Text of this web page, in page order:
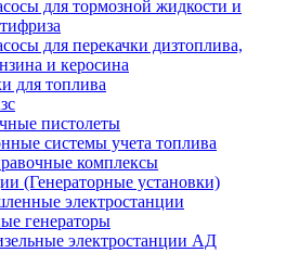
для тормозной жидкости и
для перекачки дизтоплива,
и керосина
для топлива
пистолеты
системы учета топлива
комплексы
(Генераторные установки)
электростанции
генераторы
электростанции АД